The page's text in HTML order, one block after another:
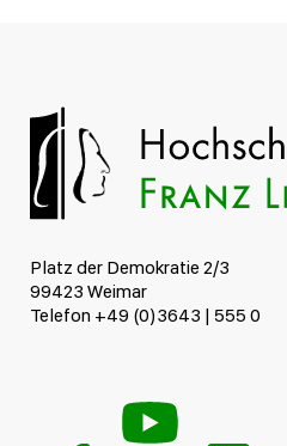
Platz der Demokratie 2/3
99423 Weimar
Telefon +49 (0)3643 | 555 0